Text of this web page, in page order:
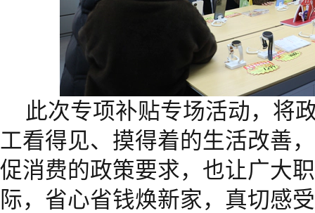
此次专项补贴专场活动，将
工看得见、摸得着的生活改善
促消费的政策要求，也让广大
际，省心省钱焕新家，真切感